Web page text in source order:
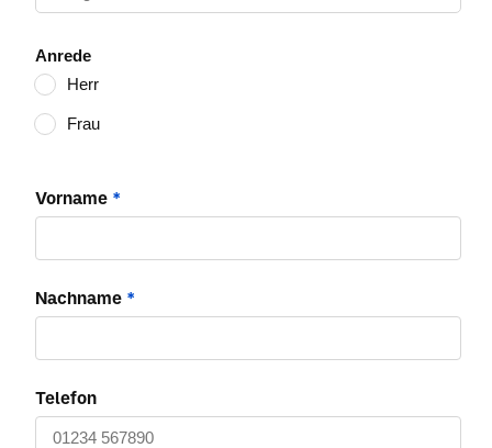
Anrede
Herr
Frau
Vorname *
Nachname *
Telefon